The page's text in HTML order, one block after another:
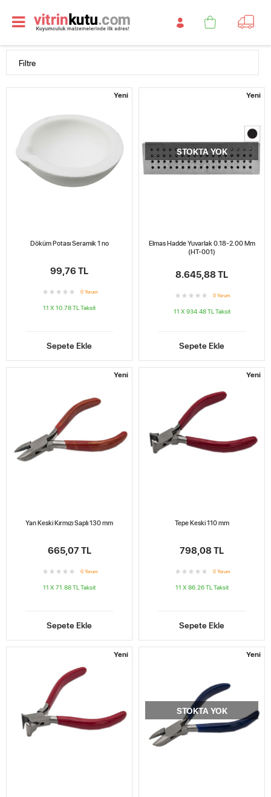
Filtre
Yeni
Döküm Potası Seramik 1 no
99,76 TL
0 Yorum
11 X 10.78 TL Taksit
Sepete Ekle
Yeni
STOKTA YOK
Elmas Hadde Yuvarlak 0.18-2.00 Mm
(HT-001)
8.645,88 TL
0 Yorum
11 X 934.48 TL Taksit
Sepete Ekle
Yeni
Yan Keski Kırmızı Saplı 130 mm
665,07 TL
0 Yorum
11 X 71.88 TL Taksit
Sepete Ekle
Yeni
Tepe Keski 110 mm
798,08 TL
0 Yorum
11 X 86.26 TL Taksit
Sepete Ekle
Yeni Yeni
STOKTA YOK